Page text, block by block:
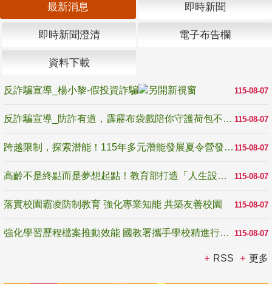
最新消息 即時新聞
即時新聞澄清 電子布告欄
資料下載
115-08-07
反詐騙宣導_楊小黎-假投資詐騙
115-08-07
反詐騙宣導_防詐有道，霹靂布袋戲陪你守護荷包不受騙
115-08-07
跨越限制，探索潛能！115年多元潛能發展夏令營發掘生命無限可能
115-08-07
高齡不是終點而是夢想起點！教育部打造「人生設計夢工場」 參展第3屆高齡健康產業博覽會
115-08-07
落實校園霸凌防制教育 強化專業知能 共築友善校園
115-08-07
強化學習歷程檔案推動效能 國教署攜手學校精進行政與教學支持
RSS 更多